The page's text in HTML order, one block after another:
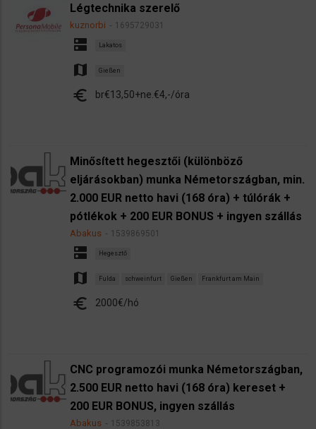
Légtechnika szerelő
kuznorbi 1695729031
dns Lakatos
map Gießen
euro br€13,50+ne.€4,-/óra
Minősített hegesztői (különböző
eljárásokban) munka Németországban, min.
2.000 EUR netto havi (168 óra) + túlórák +
pótlékok + 200 EUR BONUS + ingyen szállás
Abakus 1539869501
dns Hegesztő
map Fulda schweinfurt Gießen Frankfurt am Main
euro 2000€/hó
CNC programozói munka Németországban,
2.500 EUR netto havi (168 óra) kereset +
200 EUR BONUS, ingyen szállás
Abakus 1539853813